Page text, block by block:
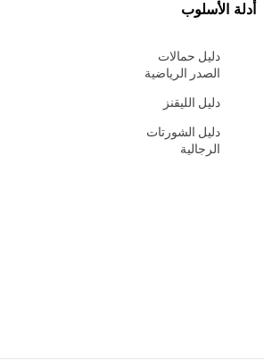
أدلة الأسلوب
دليل حمالات
الصدر الرياضية
دليل الليقنز
دليل الشورتات
الرجالية